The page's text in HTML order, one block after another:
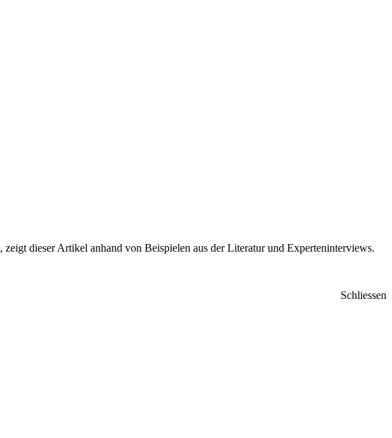
dieser Artikel anhand von Beispielen aus der Literatur und Experteninterviews.
Schliessen